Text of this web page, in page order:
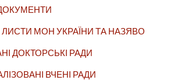
ЛИСТИ МОН УКРАЇНИ ТА НАЗЯВО
ДОКТОРСЬКІ РАДИ
ВЧЕНІ РАДИ